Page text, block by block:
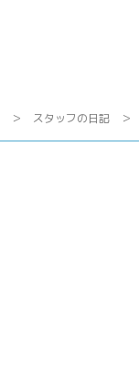
スタッフの日記